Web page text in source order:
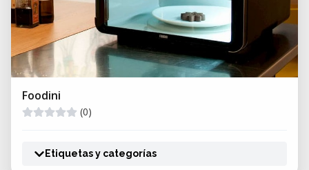
Foodini
(0)
Etiquetas y categorías